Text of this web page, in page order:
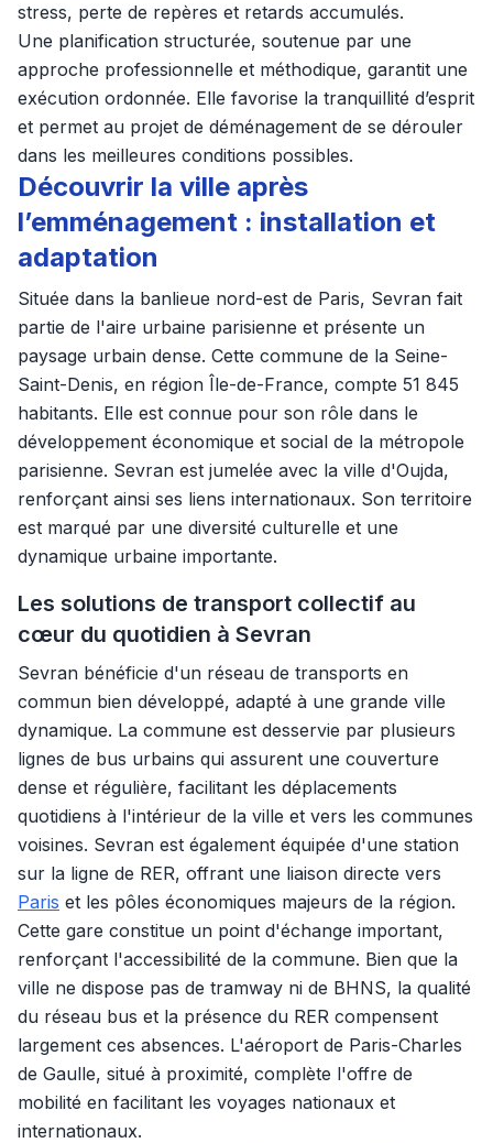
stress, perte de repères et retards accumulés.
Une planification structurée, soutenue par une
approche professionnelle et méthodique, garantit une
exécution ordonnée. Elle favorise la tranquillité d’esprit
et permet au projet de déménagement de se dérouler
dans les meilleures conditions possibles.
Découvrir la ville après
l’emménagement : installation et
adaptation
Située dans la banlieue nord-est de Paris, Sevran fait
partie de l'aire urbaine parisienne et présente un
paysage urbain dense. Cette commune de la Seine-
Saint-Denis, en région Île-de-France, compte 51 845
habitants. Elle est connue pour son rôle dans le
développement économique et social de la métropole
parisienne. Sevran est jumelée avec la ville d'Oujda,
renforçant ainsi ses liens internationaux. Son territoire
est marqué par une diversité culturelle et une
dynamique urbaine importante.
Les solutions de transport collectif au
cœur du quotidien à Sevran
Sevran bénéficie d'un réseau de transports en
commun bien développé, adapté à une grande ville
dynamique. La commune est desservie par plusieurs
lignes de bus urbains qui assurent une couverture
dense et régulière, facilitant les déplacements
quotidiens à l'intérieur de la ville et vers les communes
voisines. Sevran est également équipée d'une station
sur la ligne de RER, offrant une liaison directe vers
Paris et les pôles économiques majeurs de la région.
Cette gare constitue un point d'échange important,
renforçant l'accessibilité de la commune. Bien que la
ville ne dispose pas de tramway ni de BHNS, la qualité
du réseau bus et la présence du RER compensent
largement ces absences. L'aéroport de Paris-Charles
de Gaulle, situé à proximité, complète l'offre de
mobilité en facilitant les voyages nationaux et
internationaux.